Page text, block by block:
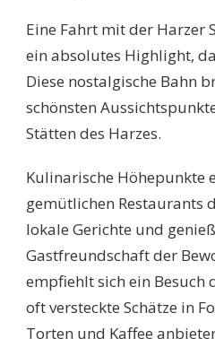
Eine Fahrt mit der Harzer
ein absolutes Highlight,
Diese nostalgische Bahn
schönsten
Stätten des Harzes.
Kulinarische Höhepunkte
gemütlichen Restaurants
lokale Gerichte und
Gastfreundschaft der
empfiehlt sich ein Besuch
oft versteckte Schätze in
Torten und Kaffee